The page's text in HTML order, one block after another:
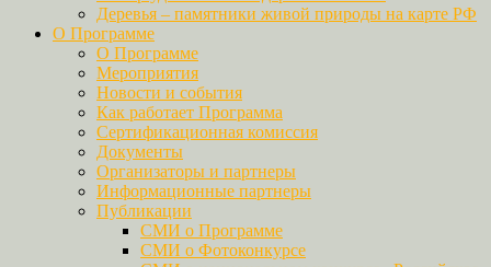
Деревья – памятники живой природы на карте РФ
О Программе
О Программе
Мероприятия
Новости и события
Как работает Программа
Сертификационная комиссия
Документы
Организаторы и партнеры
Информационные партнеры
Публикации
СМИ о Программе
СМИ о Фотоконкурсе